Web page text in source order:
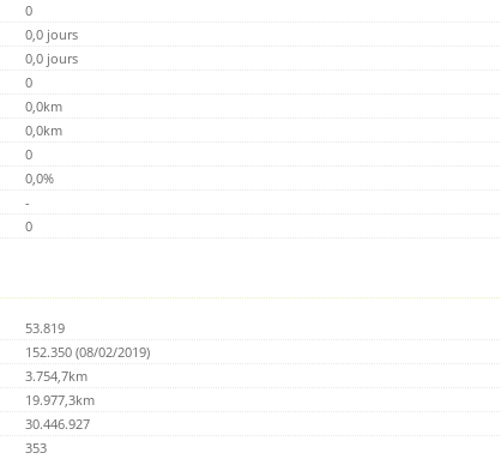
0
0,0 jours
0,0 jours
0
0,0km
0,0km
0
0,0%
-
0
53.819
152.350 (08/02/2019)
3.754,7km
19.977,3km
30.446.927
353